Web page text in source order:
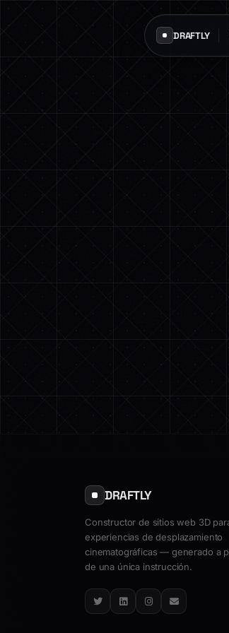
DRAFTLY
DRAFTLY
Constructor de sitios web 3D
experiencias de desplazamiento
cinematográficas — generado a
de una única instrucción.
TwitterLinkedInInstagram
Email